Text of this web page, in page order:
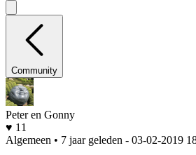
Community
Peter en Gonny
♥ 11
Algemeen • 7 jaar geleden - 03-02-2019